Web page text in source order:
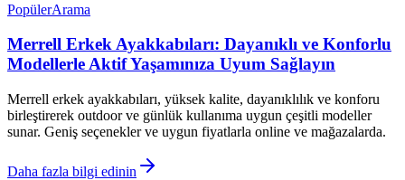
PopülerArama
Merrell Erkek Ayakkabıları: Dayanıklı ve Konforlu
Modellerle Aktif Yaşamınıza Uyum Sağlayın
Merrell erkek ayakkabıları, yüksek kalite, dayanıklılık ve konforu
birleştirerek outdoor ve günlük kullanıma uygun çeşitli modeller
sunar. Geniş seçenekler ve uygun fiyatlarla online ve mağazalarda.
Daha fazla bilgi edinin